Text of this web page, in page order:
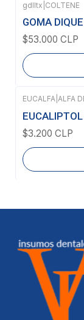
Agotado
gdlltx COLTENE
GOMA
$53.000 CLP
Agotado
EUCALFA ALFA
$3.200 CLP